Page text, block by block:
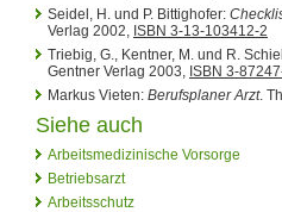
Seidel, H. und P. Bittighofer:
Verlag 2002, ISBN 3-13-103412-2
Triebig, G., Kentner, M. und R.
Gentner Verlag 2003, ISBN 3-
Markus Vieten: Berufsplaner Arzt.
Siehe auch
Arbeitsmedizinische Vorsorge
Betriebsarzt
Arbeitsschutz